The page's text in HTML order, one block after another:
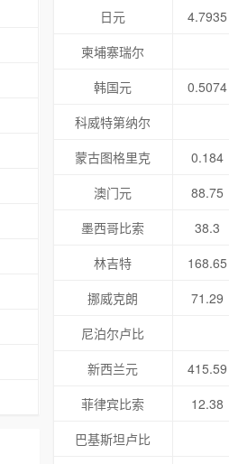
日元
4.7935
柬埔寨瑞尔
韩国元
0.5074
科威特第纳尔
蒙古图格里克
0.184
澳门元
88.75
墨西哥比索
38.3
林吉特
168.65
挪威克朗
71.29
尼泊尔卢比
新西兰元
415.59
菲律宾比索
12.38
巴基斯坦卢比